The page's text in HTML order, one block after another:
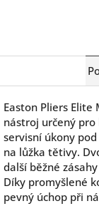
Easton Pliers
nástroj určený
servisní úkony
na lůžka tětivy.
další běžné
Díky promyšlené
pevný úchop při